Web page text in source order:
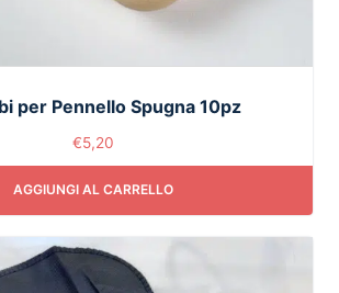
per Pennello Spugna 10pz
€5,20
AGGIUNGI AL CARRELLO